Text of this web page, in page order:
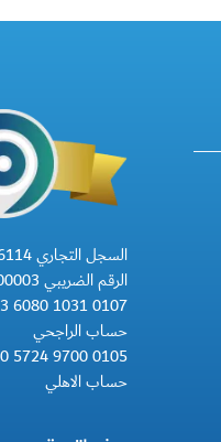
السجل التجاري 4030466114
الرقم الضريبي 311297284200003
6080 1031 0107
حساب الراجحي
5724 9700 0105
حساب الاهلي